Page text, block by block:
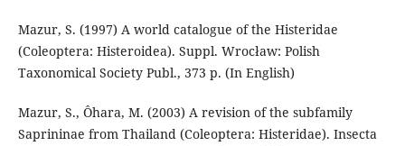
Mazur, S. (1997) A world catalogue of the Histeridae
(Coleoptera: Histeroidea). Suppl. Wrocław: Polish
Taxonomical Society Publ., 373 p. (In English)
Mazur, S., Ôhara, M. (2003) A revision of the subfamily
Saprininae from Thailand (Coleoptera: Histeridae). Insecta